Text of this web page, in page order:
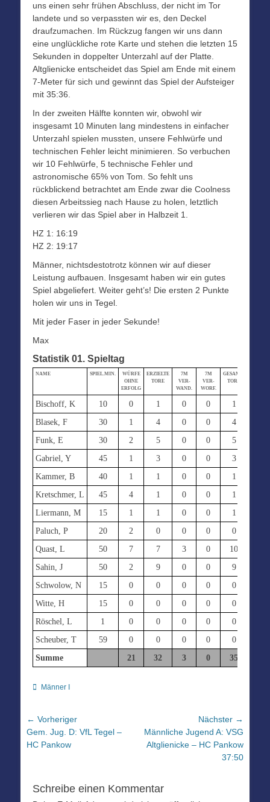
uns einen sehr frühen Abschluss, der nicht im Tor
landete und so verpassten wir es, den Deckel
draufzumachen. Im Rückzug fangen wir uns dann
eine unglückliche rote Karte und stehen die letzten 15
Sekunden in doppelter Unterzahl auf der Platte.
Altglienicke entscheidet das Spiel am Ende mit einem
7-Meter für sich und gewinnt das Spiel der Aufsteiger
mit 35:36.
In der zweiten Hälfte konnten wir, obwohl wir
insgesamt 10 Minuten lang mindestens in einfacher
Unterzahl spielen mussten, unsere Fehlwürfe und
technischen Fehler leicht minimieren. So verbuchen
wir 10 Fehlwürfe, 5 technische Fehler und
astronomische 65% von Tom. So fehlt uns
rückblickend betrachtet am Ende zwar die Coolness
diesen Arbeitssieg nach Hause zu holen, letztlich
verlieren wir das Spiel aber in Halbzeit 1.
HZ 1: 16:19
HZ 2: 19:17
Männer, nichtsdestotrotz können wir auf dieser
Leistung aufbauen. Insgesamt haben wir ein gutes
Spiel abgeliefert. Weiter geht’s! Die ersten 2 Punkte
holen wir uns in Tegel.
Mit jeder Faser in jeder Sekunde!
Max
Statistik 01. Spieltag
NAME SPIEL.MIN.
WÜRFE
OHNE
ERFOLG
ERZIELTE
TORE
7M
VER-
WAND.
7M
VER-
WORF.
GESAMT-
TORE
Bischoff, K 10 0 1 0 0 1
Blasek, F
30 1 4 0 0 4
Funk, E
30 2 5 0 0 5
Gabriel, Y
45 1 3 0 0 3
Kammer, B
40 1 1 0 0 1
Kretschmer, L
45 4 1 0 0 1
Liermann, M
15 1 1 0 0 1
Paluch, P
20 2 0 0 0 0
Quast, L
50 7 7 3 0 10
Sahin, J
50 2 9 0 0 9
Schwolow, N
15 0 0 0 0 0
Witte, H
15 0 0 0 0 0
Röschel, L
1 0 0 0 0 0
Scheuber, T
59 0 0 0 0 0
Summe
21 32 3 0 35
Kategorien
Männer I
Beitragsnavigation
← Vorheriger
Vorheriger
Beitrag:
Gem. Jug. D: VfL Tegel –
HC Pankow
Nächster →
Nächster
Beitrag:
Männliche Jugend A: VSG
Altglienicke – HC Pankow
37:50
Schreibe einen Kommentar